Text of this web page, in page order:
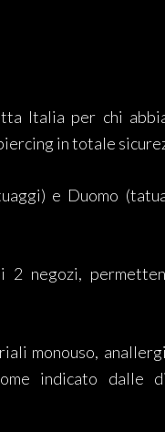
Italia per chi
in totale
e Duomo
2 negozi,
monouso,
indicato dalle